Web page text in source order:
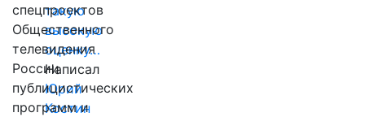
такую
высокую
оценку…
Написал
Юрий
Костин
спецпроектов
Общественного
телевидения
России
публицистических
программ и